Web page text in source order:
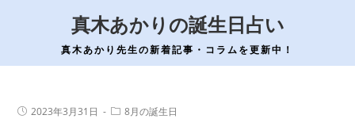
ン
真木あかりの誕生日占い
真木あかり先生の新着記事・コラムを更新中！
投 2023年3月31日
投 8月の誕生日